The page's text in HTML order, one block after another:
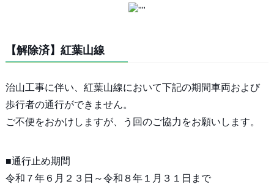
【解除済】紅葉山線
治山工事に伴い、紅葉山線において下記の期間車両および
歩行者の通行ができません。
ご不便をおかけしますが、う回のご協力をお願いします。
■通行止め期間
令和７年６月２３日～令和８年１月３１日まで